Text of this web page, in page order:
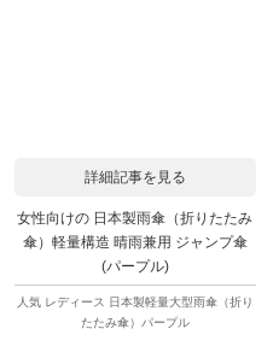
詳細記事を見る
女性向けの 日本製雨傘（折りたたみ
傘）軽量構造 晴雨兼用 ジャンプ傘
(パープル)
人気 レディース 日本製軽量大型雨傘（折り
たたみ傘）パープル